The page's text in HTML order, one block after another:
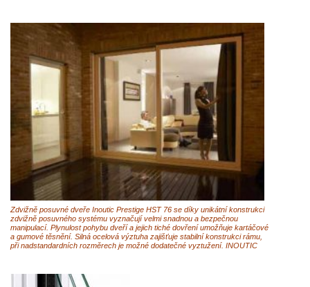
Zdvižně posuvné dveře Inoutic Prestige HST 76 se díky unikátní konstrukci
zdvižně posuvného systému vyznačují velmi snadnou a bezpečnou
manipulací. Plynulost pohybu dveří a jejich tiché dovření umožňuje kartáčové
a gumové těsnění. Silná ocelová výztuha zajišťuje stabilní konstrukci rámu,
při nadstandardních rozměrech je možné dodatečné vyztužení. INOUTIC